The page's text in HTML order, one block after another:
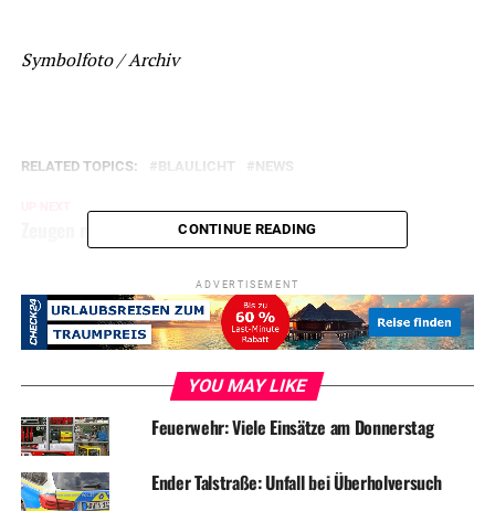
Symbolfoto / Archiv
RELATED TOPICS: BLAULICHT NEWS
Zeugen nach Unfallflucht gesucht
Carport angefahren und abgehauen
CONTINUE READING
ADVERTISEMENT
YOU MAY LIKE
Feuerwehr: Viele Einsätze am Donnerstag
Ender Talstraße: Unfall bei Überholversuch